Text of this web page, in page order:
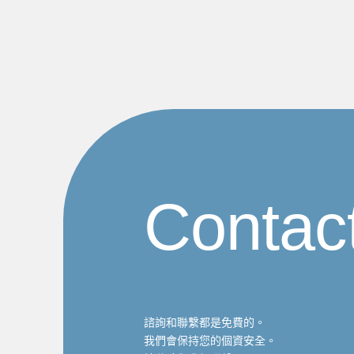
諮詢和聯繫都是免費的。
我們會保持您的個資安全。